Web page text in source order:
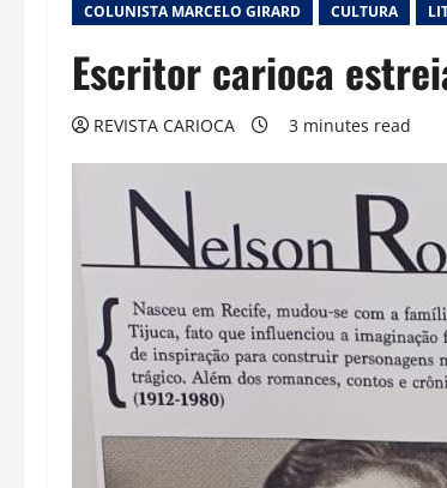
COLUNISTA MARCELO GIRARD CULTURA
Escritor carioca
REVISTA CARIOCA 3 minutes read